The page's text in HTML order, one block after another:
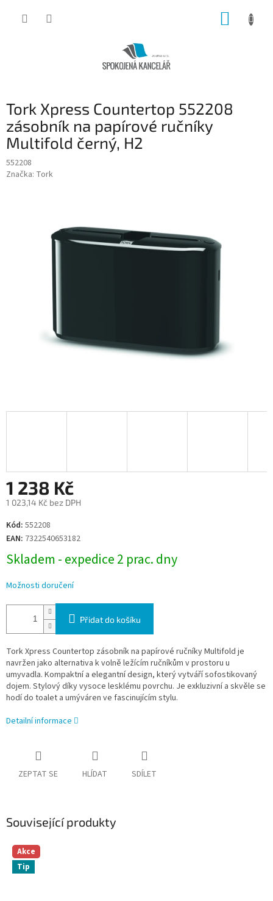
Tork Xpress Countertop 552208
zásobník na papírové ručníky
Multifold černý, H2
552208
Značka: Tork
1 238 Kč
1 023,14 Kč bez DPH
Měrná
cena:
Kód: 552208
EAN: 7322540653182
Skladem - expedice 2 prac. dny
Možnosti doručení
Přidat do košíku
Tork Xpress Countertop zásobník na papírové ručníky Multifold je
navržen jako alternativa k volně ležícím ručníkům v prostoru u
umyvadla. Kompaktní a elegantní design, který vytváří sofostikovaný
dojem. Stylový díky vysoce lesklému povrchu. Je exkluzivní a skvěle se
hodí do toalet a umýváren ve fascinujícím stylu.
Detailní informace
ZEPTAT SE HLÍDAT SDÍLET
Související produkty
Akce
Tip